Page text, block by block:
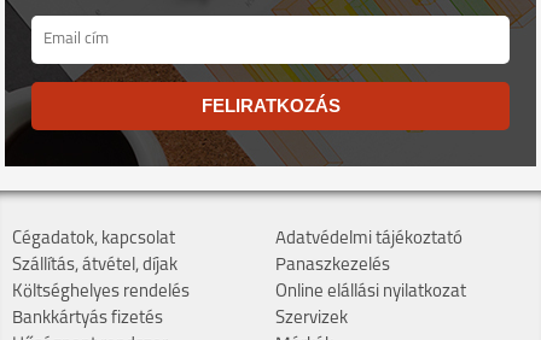
FELIRATKOZÁS
Cégadatok, kapcsolat
Szállítás, átvétel, díjak
Költséghelyes rendelés
Bankkártyás fizetés
Adatvédelmi tájékoztató
Panaszkezelés
Online elállási nyilatkozat
Szervizek